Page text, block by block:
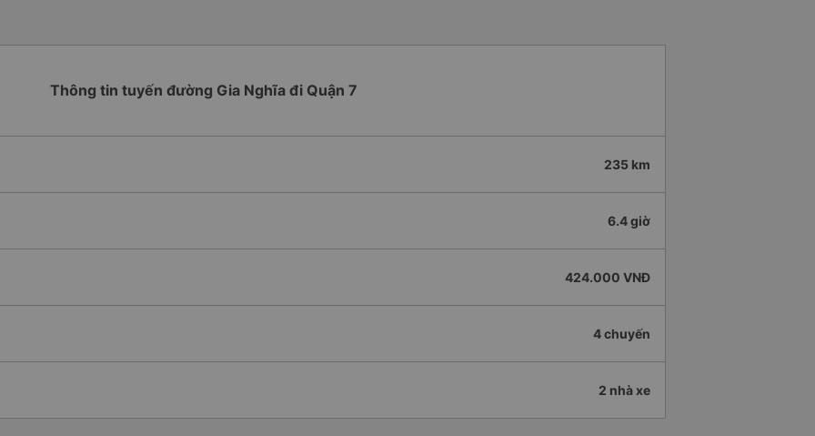
Thông tin tuyến đường Gia Nghĩa đi Quận 7
235 km
6.4 giờ
424.000 VNĐ
4 chuyến
2 nhà xe